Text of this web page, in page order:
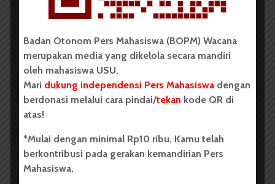
Perkebunan
Redaksi 2 menit waktu baca
Dua Mahasiswa Sastra Indonesia
USU Raih Juara di Festival Literasi
Badan Otonom Pers Mahasiswa (BOPM) Wacana
merupakan media yang dikelola secara mandiri
oleh mahasiswa USU.
Mari dukung independensi Pers Mahasiswa dengan
berdonasi melalui cara pindai/tekan kode QR di
atas!
*Mulai dengan minimal Rp10 ribu, Kamu telah
berkontribusi pada gerakan kemandirian Pers
Mahasiswa.